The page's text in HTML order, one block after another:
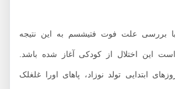
علت فوت فتیشسم به این نتیجه
اختلال از کودکی آغاز شده باشد.
ابتدایی تولد نوزاد، پاهای اورا غلغلک